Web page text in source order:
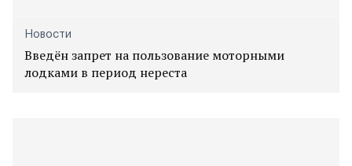
Новости
Введён запрет на пользование моторными
лодками в период нереста